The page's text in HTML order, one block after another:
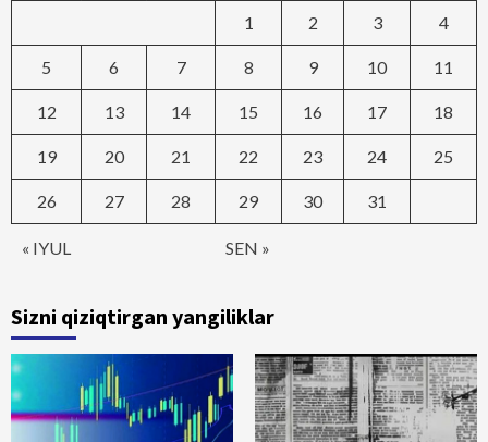
« IYUL SEN »
1 2 3 4
5 6 7 8 9 10 11
12 13 14 15 16 17 18
19 20 21 22 23 24 25
26 27 28 29 30 31
Sizni qiziqtirgan yangiliklar